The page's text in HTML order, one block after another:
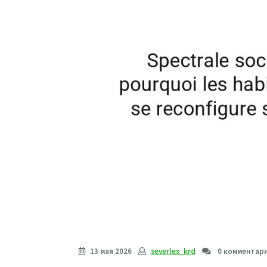
13 мая 2026 severles_krd 0